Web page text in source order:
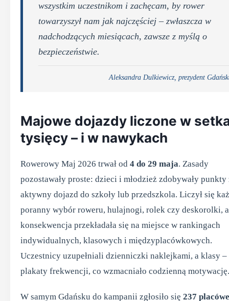
wszystkim uczestnikom i zachęcam, by rower
towarzyszył nam jak najczęściej – zwłaszcza w
nadchodzących miesiącach, zawsze z myślą o
bezpieczeństwie.
Aleksandra Dulkiewicz, prezydent
Majowe dojazdy liczone w
tysięcy – i w nawykach
Rowerowy Maj 2026 trwał od 4 do 29 maja. Zasady
pozostawały proste: dzieci i młodzież zdobywały punkty
aktywny dojazd do szkoły lub przedszkola. Liczył się
poranny wybór roweru, hulajnogi, rolek czy deskorolki, a
konsekwencja przekładała się na miejsce w rankingach
indywidualnych, klasowych i międzyplacówkowych.
Uczestnicy uzupełniali dzienniczki naklejkami, a klasy –
plakaty frekwencji, co wzmacniało codzienną motywację.
W samym Gdańsku do kampanii zgłosiło się 237